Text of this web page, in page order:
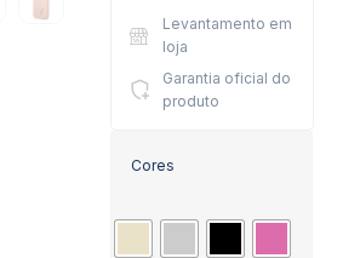
Levantamento em
loja
Garantia oficial do
produto
Cores